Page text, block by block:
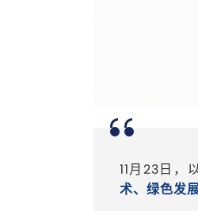
11月23日，
术、绿色发